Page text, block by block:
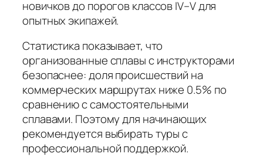
новичков до порогов классов IV–V для
опытных экипажей.
Статистика показывает, что
организованные сплавы с инструкторами
безопаснее: доля происшествий на
коммерческих маршрутах ниже 0.5% по
сравнению с самостоятельными
сплавами. Поэтому для начинающих
рекомендуется выбирать туры с
профессиональной поддержкой.